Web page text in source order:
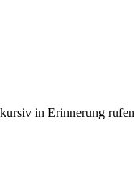
in Erinnerung